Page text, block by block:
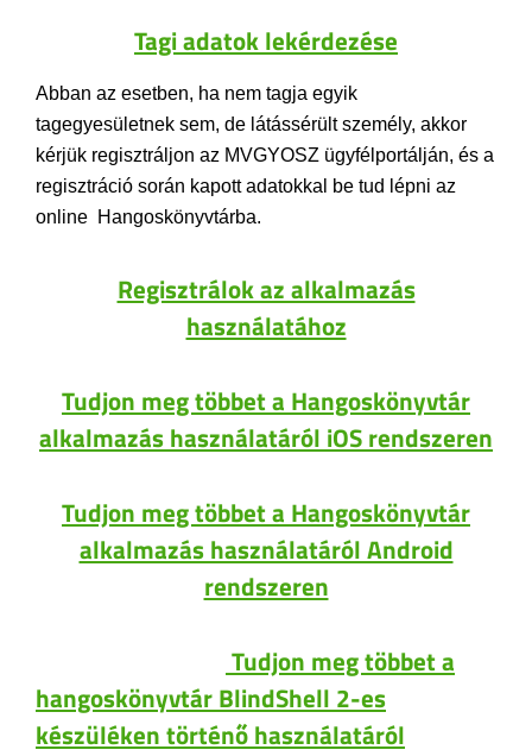
Tagi adatok lekérdezése
Abban az esetben, ha nem tagja egyik
tagegyesületnek sem, de látássérült személy, akkor
kérjük regisztráljon az MVGYOSZ ügyfélportálján, és a
regisztráció során kapott adatokkal be tud lépni az
online Hangoskönyvtárba.
Regisztrálok az alkalmazás
használatához
Tudjon meg többet a Hangoskönyvtár
alkalmazás használatáról iOS rendszeren
Tudjon meg többet a Hangoskönyvtár
alkalmazás használatáról Android
rendszeren
Tudjon meg többet a
hangoskönyvtár BlindShell 2-es
készüléken történő használatáról